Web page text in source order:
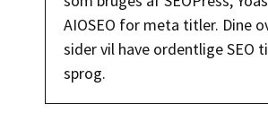
AIOSEO for meta titler. Dine
sider vil have ordentlige SEO
sprog.